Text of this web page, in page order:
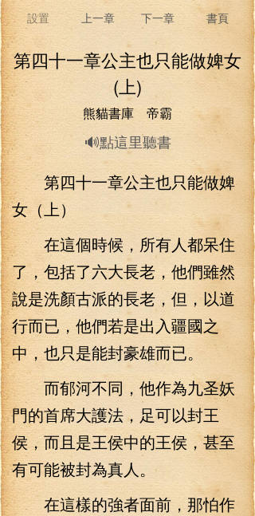
設置 上一章 下一章 書頁
第四十一章公主也只能做婢女
(上)
熊貓書庫 帝霸
🔊點這里聽書
第四十一章公主也只能做婢
女（上）
在這個時候，所有人都呆住
了，包括了六大長老，他們雖然
說是洗顏古派的長老，但，以道
行而已，他們若是出入疆國之
中，也只是能封豪雄而已。
而郁河不同，他作為九圣妖
門的首席大護法，足可以封王
侯，而且是王侯中的王侯，甚至
有可能被封為真人。
在這樣的強者面前，那怕作